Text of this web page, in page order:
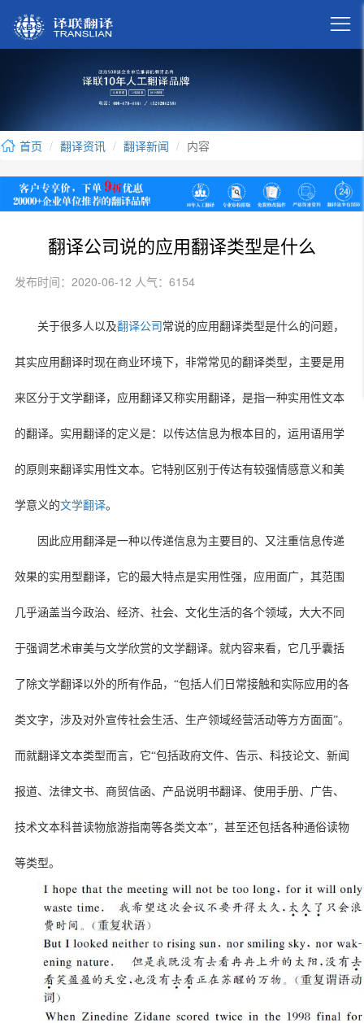

首页 翻译资讯 翻译新闻 内容
翻译公司说的应用翻译类型是什么
发布时间：2020-06-12 人气：6154
关于很多人以及翻译公司 常说的应用翻译类型是什么的问题，
其实应用翻译时现在商业环境下，非常常见的翻译类型，主要是用
来区分于文学翻译，应用翻译又称实用翻译，是指一种实用性文本
的翻译。实用翻译的定义是：以传达信息为根本目的，运用语用学
的原则来翻译实用性文本。它特别区别于传达有较强情感意义和美
学意义的文学翻译。
因此应用翻泽是一种以传递信息为主要目的、又注重信息传递
效果的实用型翻译，它的最大特点是实用性强，应用面广，其范围
几乎涵盖当今政治、经济、社会、文化生活的各个领域，大大不同
于强调艺术审美与文学欣赏的文学翻译。就内容来看，它几乎囊括
了除文学翻译以外的所有作品，“包括人们日常接触和实际应用的各
类文字，涉及对外宣传社会生活、生产领域经营活动等方方面面”。
而就翻译文本类型而言，它“包括政府文件、告示、科技论文、新闻
报道、法律文书、商贸信函、产品说明书翻译、使用手册、广告、
技术文本科普读物旅游指南等各类文本”，甚至还包括各种通俗读物
等类型。